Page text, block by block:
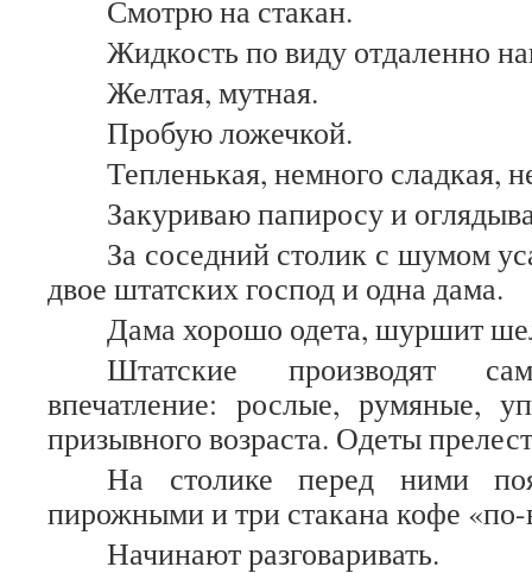
Смотрю на стакан.
Жидкость по виду отдаленно
Желтая, мутная.
Пробую ложечкой.
Тепленькая, немного сладкая,
Закуриваю папиросу и
За соседний столик с шумом
двое штатских господ и одна дама.
Дама хорошо одета, шуршит
Штатские производят
впечатление: рослые, румяные,
призывного возраста. Одеты
На столике перед ними
пирожными и три стакана кофе
Начинают разговаривать.